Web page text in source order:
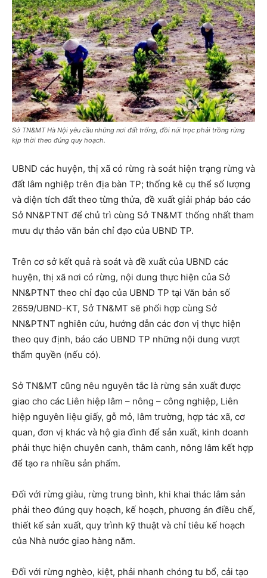
Sở TN&MT Hà Nội yêu cầu những nơi đất trống, đồi núi trọc phải trồng rừng
kịp thời theo đúng quy hoạch.
UBND các huyện, thị xã có rừng rà soát hiện trạng rừng và
đất lâm nghiệp trên địa bàn TP; thống kê cụ thể số lượng
và diện tích đất theo từng thửa, đề xuất giải pháp báo cáo
Sở NN&PTNT để chủ trì cùng Sở TN&MT thống nhất tham
mưu dự thảo văn bản chỉ đạo của UBND TP.
Trên cơ sở kết quả rà soát và đề xuất của UBND các
huyện, thị xã nơi có rừng, nội dung thực hiện của Sở
NN&PTNT theo chỉ đạo của UBND TP tại Văn bản số
2659/UBND-KT, Sở TN&MT sẽ phối hợp cùng Sở
NN&PTNT nghiên cứu, hướng dẫn các đơn vị thực hiện
theo quy định, báo cáo UBND TP những nội dung vượt
thẩm quyền (nếu có).
Sở TN&MT cũng nêu nguyên tắc là rừng sản xuất được
giao cho các Liên hiệp lâm – nông – công nghiệp, Liên
hiệp nguyên liệu giấy, gỗ mỏ, lâm trường, hợp tác xã, cơ
quan, đơn vị khác và hộ gia đình để sản xuất, kinh doanh
phải thực hiện chuyên canh, thâm canh, nông lâm kết hợp
để tạo ra nhiều sản phẩm.
Đối với rừng giàu, rừng trung bình, khi khai thác lâm sản
phải theo đúng quy hoạch, kế hoạch, phương án điều chế,
thiết kế sản xuất, quy trình kỹ thuật và chỉ tiêu kế hoạch
của Nhà nước giao hàng năm.
Đối với rừng nghèo, kiệt, phải nhanh chóng tu bổ, cải tạo